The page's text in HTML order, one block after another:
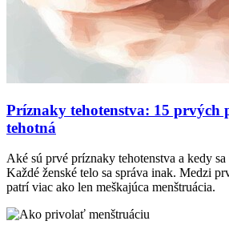
Príznaky tehotenstva: 15 prvých
tehotná
Aké sú prvé príznaky tehotenstva a kedy
Každé ženské telo sa správa inak. Medzi
patrí viac ako len meškajúca menštruácia.